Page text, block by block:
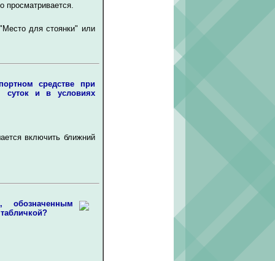
просматривается.
для стоянки" или
средстве при
суток и в условиях
включить ближний
обозначенным